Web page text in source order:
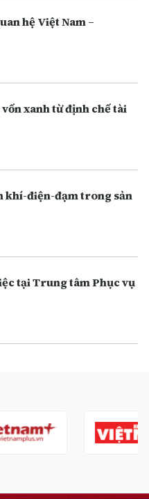
hệ Việt Nam –
xanh từ định chế tài
khí-điện-đạm trong sản
tại Trung tâm Phục vụ